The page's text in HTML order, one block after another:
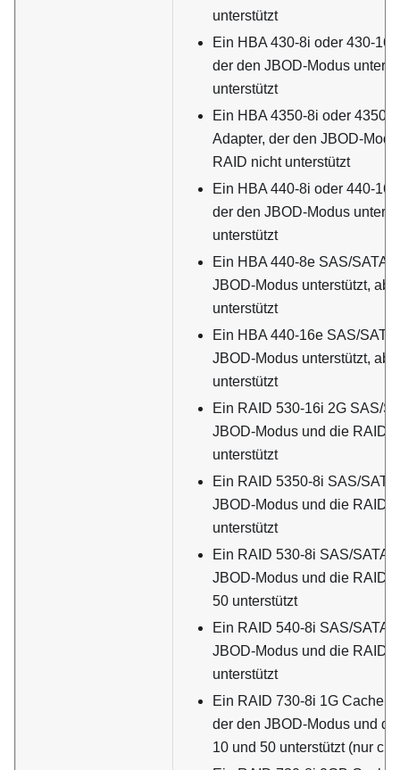
unterstützt
Ein HBA 430-8i oder 430-16i
der den JBOD-Modus
unterstützt
Ein HBA 4350-8i oder 4350-
Adapter, der den JBOD-
RAID nicht unterstützt
Ein HBA 440-8i oder 440-16i
der den JBOD-Modus
unterstützt
Ein HBA 440-8e SAS/SATA-
JBOD-Modus unterstützt,
unterstützt
Ein HBA 440-16e SAS/
JBOD-Modus unterstützt,
unterstützt
Ein RAID 530-16i 2G SAS/
JBOD-Modus und die RAID-
unterstützt
Ein RAID 5350-8i SAS/
JBOD-Modus und die RAID-
unterstützt
Ein RAID 530-8i SAS/SATA-
JBOD-Modus und die RAID-
50 unterstützt
Ein RAID 540-8i SAS/SATA-
JBOD-Modus und die RAID-
unterstützt
Ein RAID 730-8i 1G Cache
der den JBOD-Modus und
10 und 50 unterstützt (nur